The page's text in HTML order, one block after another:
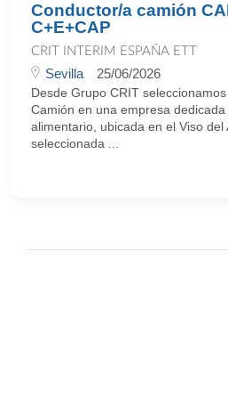
Conductor/a camión
C+E+CAP
CRIT INTERIM ESPAÑA ETT
Sevilla 25/06/2026
Desde Grupo CRIT
Camión en una empresa
alimentario, ubicada en el Viso del
seleccionada ...